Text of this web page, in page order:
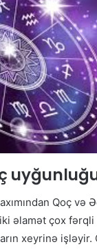
Qoç və
əlamət çox
xeyrinə işləyir.